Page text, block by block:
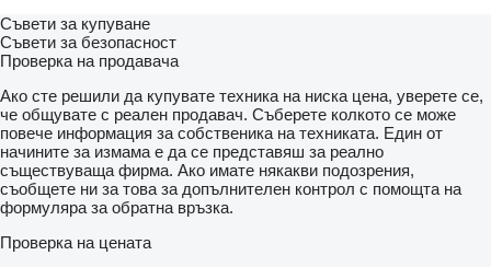
Съвети за купуване
Съвети за безопасност
Проверка на продавача
Ако сте решили да купувате техника на ниска цена, уверете се,
че общувате с реален продавач. Съберете колкото се може
повече информация за собственика на техниката. Един от
начините за измама е да се представяш за реално
съществуваща фирма. Ако имате някакви подозрения,
съобщете ни за това за допълнителен контрол с помощта на
формуляра за обратна връзка.
Проверка на цената